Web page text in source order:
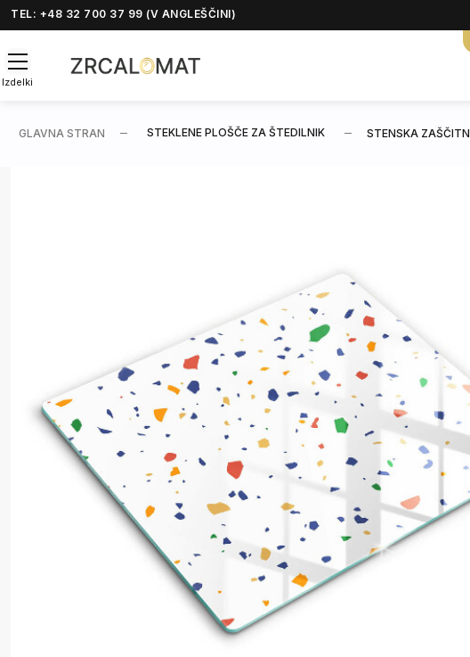
TEL: +48 32 700 37 99 (V ANGLEŠČINI)
Izdelki
GLAVNA STRAN STEKLENE PLOŠČE ZA ŠTEDILNIK STENSKA